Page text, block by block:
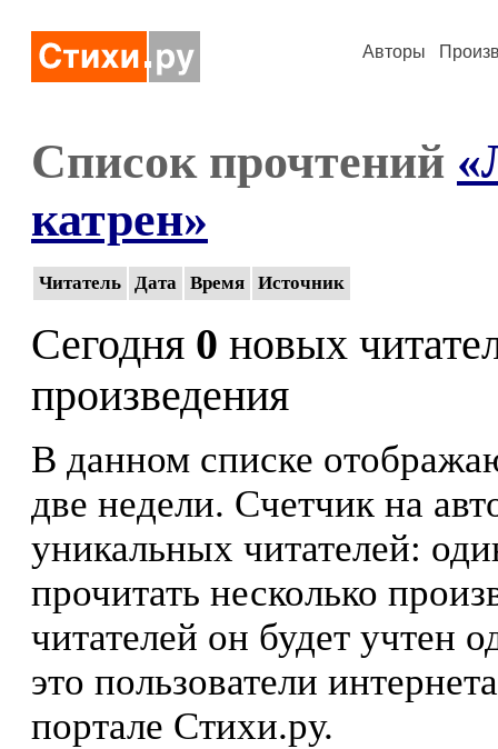
Авторы
Список прочтений
катрен»
Читатель Дата Время Источник
Сегодня 0 новых
произведения
В данном списке
две недели. Счетчик на
уникальных читателей:
прочитать несколько
читателей он будет учтен
это пользователи
портале Стихи.ру.